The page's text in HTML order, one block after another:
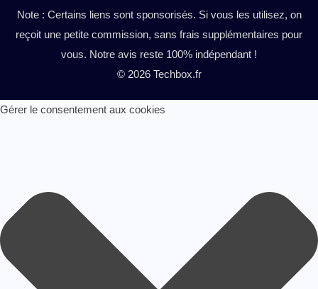
Note : Certains liens sont sponsorisés. Si vous les utilisez, on
reçoit une petite commission, sans frais supplémentaires pour
vous. Notre avis reste 100% indépendant !
© 2026 Techbox.fr
Gérer le consentement aux cookies